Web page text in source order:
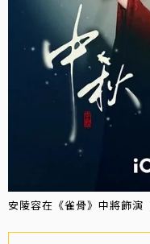
安陵容在《雀骨》中將飾演